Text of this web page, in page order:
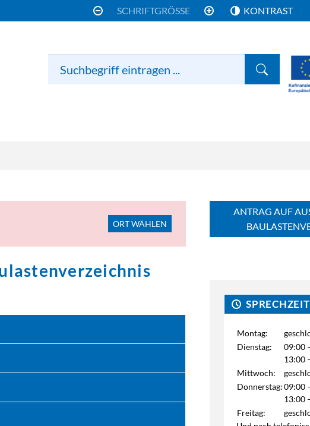
SCHRIFTGRÖSSE NORMALISIEREN
KONTRAST
ORT WÄHLEN
ANTRAG AUF
Montag:
Dienstag:
09:00
13:00
Mittwoch:
Donnerstag:09:00
13:00
Freitag: